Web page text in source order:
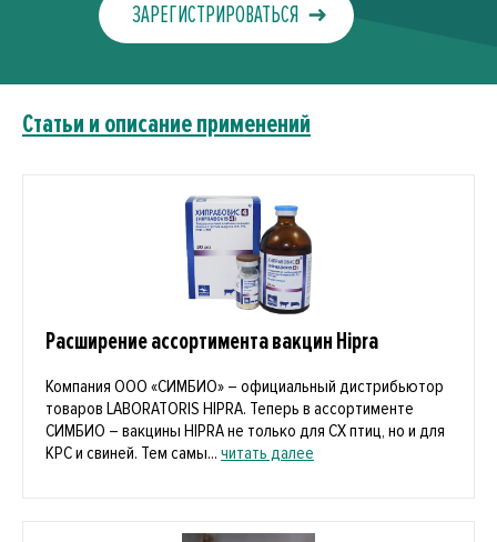
ЗАРЕГИСТРИРОВАТЬСЯ
Статьи и описание применений
Расширение ассортимента вакцин Hipra
Компания ООО «СИМБИО» – официальный дистрибьютор
товаров LABORATORIS HIPRA. Теперь в ассортименте
СИМБИО – вакцины HIPRA не только для СХ птиц, но и для
КРС и свиней. Тем самы... читать далее